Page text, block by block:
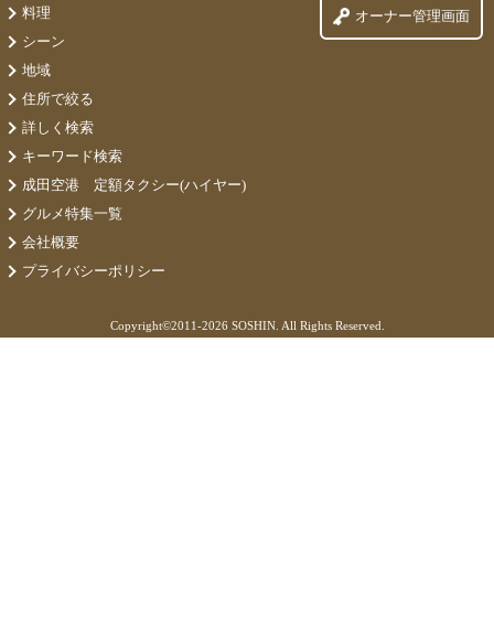
料理
シーン
地域
住所で絞る
詳しく検索
キーワード検索
成田空港 定額タクシー(ハイヤー)
グルメ特集一覧
会社概要
プライバシーポリシー
オーナー管理画面
Copyright©2011-2026 SOSHIN. All Rights Reserved.